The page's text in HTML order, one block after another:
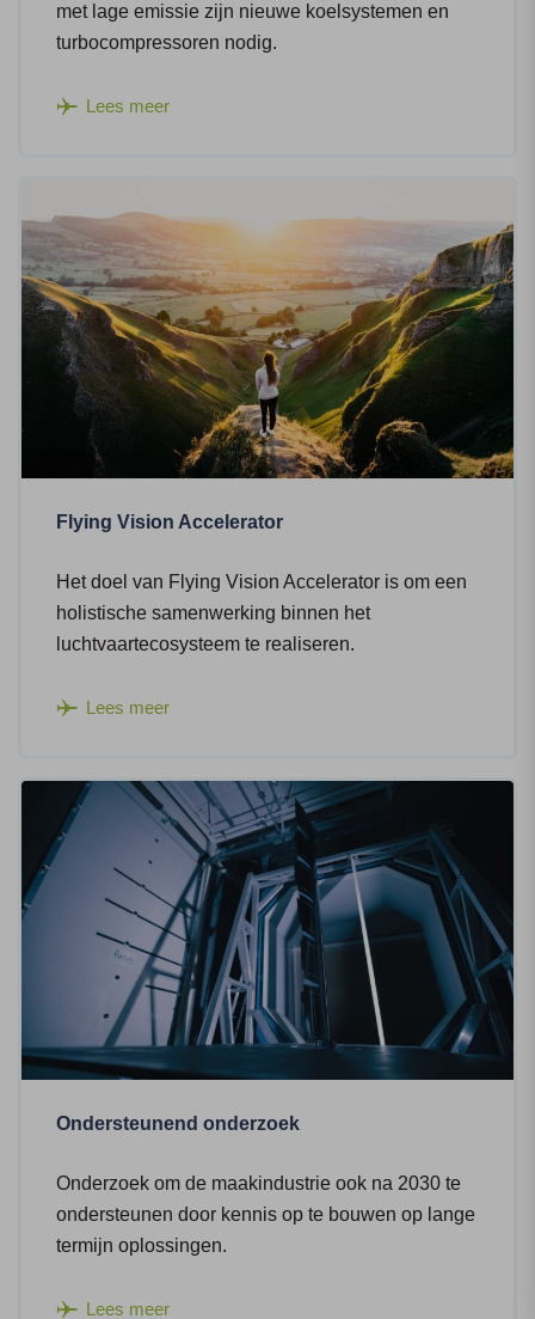
met lage emissie zijn nieuwe koelsystemen en
turbocompressoren nodig.
Lees meer
Flying Vision Accelerator
Het doel van Flying Vision Accelerator is om een
holistische samenwerking binnen het
luchtvaartecosysteem te realiseren.
Lees meer
Ondersteunend onderzoek
Onderzoek om de maakindustrie ook na 2030 te
ondersteunen door kennis op te bouwen op lange
termijn oplossingen.
Lees meer